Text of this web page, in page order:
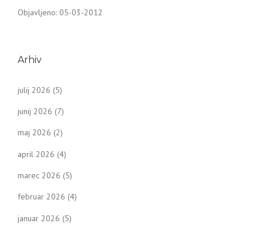
Objavljeno: 05-03-2012
Arhiv
julij 2026 (5)
junij 2026 (7)
maj 2026 (2)
april 2026 (4)
marec 2026 (5)
februar 2026 (4)
januar 2026 (5)